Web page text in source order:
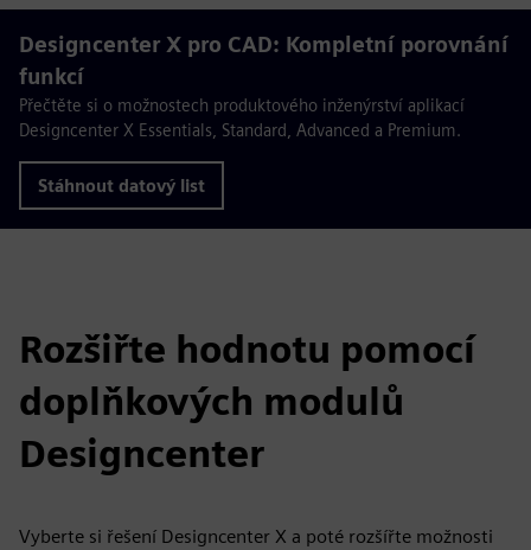
Designcenter X pro CAD: Kompletní porovnání
funkcí
Přečtěte si o možnostech produktového inženýrství aplikací
Designcenter X Essentials, Standard, Advanced a Premium.
Stáhnout datový list
Rozšiřte hodnotu pomocí
doplňkových modulů
Designcenter
Vyberte si řešení Designcenter X a poté rozšířte možnosti